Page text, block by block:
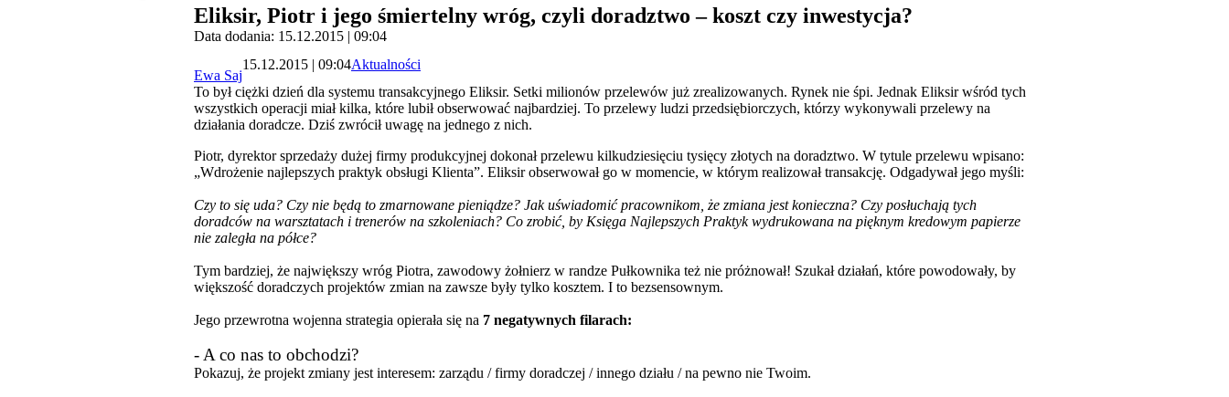
Eliksir, Piotr i jego śmiertelny wróg, czyli doradztwo – koszt czy inwestycja?
Data dodania: 15.12.2015 | 09:04
Ewa Saj
15.12.2015 | 09:04Aktualności
To był ciężki dzień dla systemu transakcyjnego Eliksir. Setki milionów przelewów już zrealizowanych. Rynek nie śpi. Jednak Eliksir wśród tych
wszystkich operacji miał kilka, które lubił obserwować najbardziej. To przelewy ludzi przedsiębiorczych, którzy wykonywali przelewy na
działania doradcze. Dziś zwrócił uwagę na jednego z nich.
Piotr, dyrektor sprzedaży dużej firmy produkcyjnej dokonał przelewu kilkudziesięciu tysięcy złotych na doradztwo. W tytule przelewu wpisano:
„Wdrożenie najlepszych praktyk obsługi Klienta”. Eliksir obserwował go w momencie, w którym realizował transakcję. Odgadywał jego myśli:
Czy to się uda? Czy nie będą to zmarnowane pieniądze? Jak uświadomić pracownikom, że zmiana jest konieczna? Czy posłuchają tych
doradców na warsztatach i trenerów na szkoleniach? Co zrobić, by Księga Najlepszych Praktyk wydrukowana na pięknym kredowym papierze
nie zaległa na półce?
Tym bardziej, że największy wróg Piotra, zawodowy żołnierz w randze Pułkownika też nie próżnował! Szukał działań, które powodowały, by
większość doradczych projektów zmian na zawsze były tylko kosztem. I to bezsensownym.
Jego przewrotna wojenna strategia opierała się na 7 negatywnych filarach:
- A co nas to obchodzi?
Pokazuj, że projekt zmiany jest interesem: zarządu / firmy doradczej / innego działu / na pewno nie Twoim.